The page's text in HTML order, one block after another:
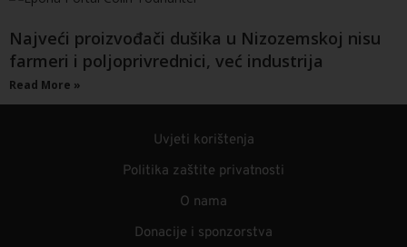
Najveći proizvođači dušika u Nizozemskoj nisu
farmeri i poljoprivrednici, već industrija
Read More »
Uvjeti korištenja
Politika zaštite privatnosti
O nama
Donacije i sponzorstva